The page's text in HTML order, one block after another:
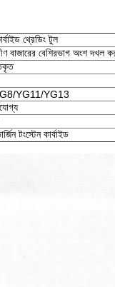
থ্রেডিং টুল
বাজারের বেশিরভাগ অংশ দখল
YG11/YG13
টংস্টেন কার্বাইড